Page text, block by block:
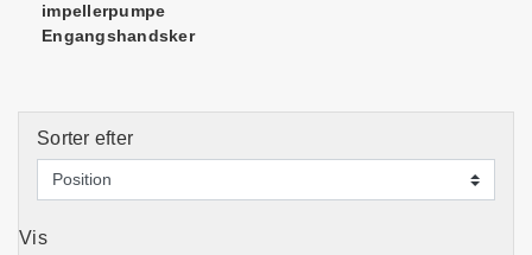
impellerpumpe
Engangshandsker
Sorter efter
Vis